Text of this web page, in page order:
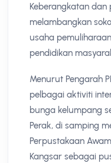
Keberangkatan dan
melambangkan
usaha
pendidikan
Menurut Pengarah
pelbagai aktiviti
bunga kelumpang
Perak, di samping
Perpustakaan
Kangsar sebagai